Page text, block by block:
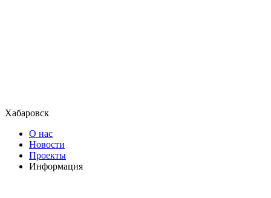
Хабаровск
О нас
Новости
Проекты
Информация